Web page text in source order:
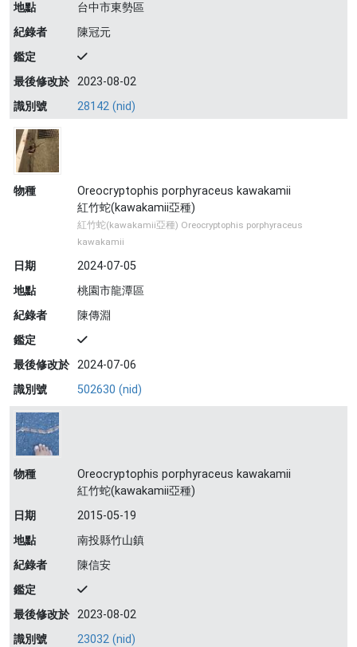
地點
台中市東勢區
紀錄者
陳冠元
鑑定
最後修改於 2023-08-02
識別號
28142 (nid)
物種
Oreocryptophis porphyraceus kawakamii
紅竹蛇(kawakamii亞種)
紅竹蛇(kawakamii亞種) Oreocryptophis porphyraceus
kawakamii
日期
2024-07-05
地點
桃園市龍潭區
紀錄者
陳傳淵
鑑定
最後修改於 2024-07-06
識別號
502630 (nid)
物種
Oreocryptophis porphyraceus kawakamii
紅竹蛇(kawakamii亞種)
日期
2015-05-19
地點
南投縣竹山鎮
紀錄者
陳信安
鑑定
最後修改於 2023-08-02
識別號
23032 (nid)